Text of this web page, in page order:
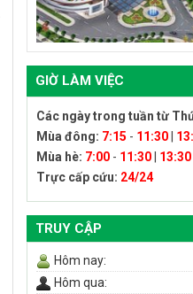
GIỜ LÀM VIỆC
Các ngày trong tuần từ
Mùa đông: 7:15 - 11:30
Mùa hè: 7:00 - 11:30 13:30
Trực cấp cứu: 24/24
TRUY CẬP
Hôm nay:
Hôm qua: